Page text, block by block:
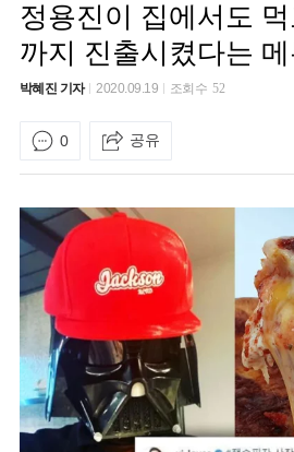
정용진이 집에서도
까지 진출시켰다는 메
박혜진 기자 2020.09.19 조회수52
0 공유